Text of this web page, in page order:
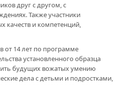
друг с другом, с
Также участники
качеств и компетенций,
от 14 лет по программе
установленного образца
будущих вожатых умению
дела с детьми и подростками,